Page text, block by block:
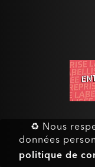
♻ Nous
données
politique de